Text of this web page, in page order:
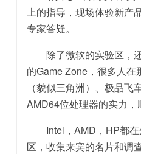
上的指导，现场体验新产
专家答疑。
除了微软的实验区，
的Game Zone，很多人
（貌似三角洲）、极品飞
AMD64位处理器的实力，
Intel，AMD，HP都在
区，收集来宾的名片和调